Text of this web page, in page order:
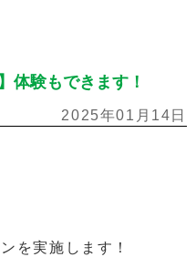
体験もできます！
2025年01月14日
を実施します！